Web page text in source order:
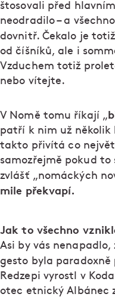
štosovali před
neodradilo – a
dovnitř. Čekalo je totiž
od číšníků, ale i
Vzduchem totiž
nebo vítejte.
V Nomě tomu říkají „
patří k nim už několik
takto přivítá co
samozřejmě pokud
zvlášť „nomáckých
mile překvapí.
Jak to všechno
Asi by vás
gesto byla paradoxně
Redzepi vyrostl v
otec etnický Albánec